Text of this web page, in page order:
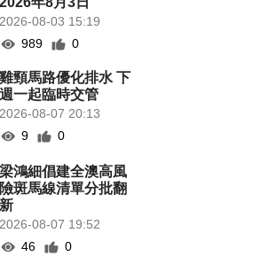
2026-08-03 15:19
989
0
雞頸馬路優化排水 下
週一起臨時交管
2026-08-07 20:13
9
0
梁鴻細倡建全澳高風
險斑馬線清單分批翻
新
2026-08-07 19:52
46
0